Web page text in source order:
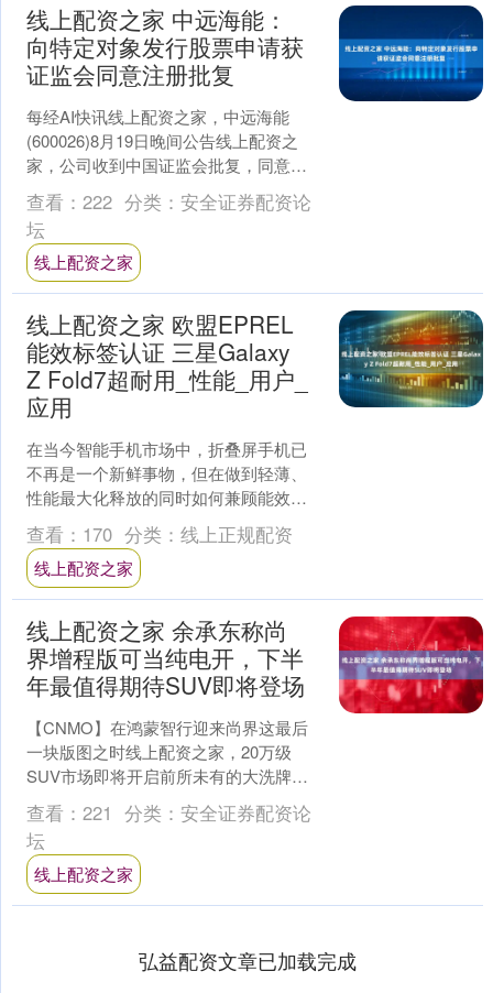
线上配资之家 中远海能：
向特定对象发行股票申请获
证监会同意注册批复
每经AI快讯线上配资之家，中远海能
(600026)8月19日晚间公告线上配资之
家，公司收到中国证监会批复，同意公
司向特定对象发行股票的注册申请。 海
量资讯、精准....
查看： 222 分类： 安全证券配资论
坛
线上配资之家
线上配资之家 欧盟EPREL
能效标签认证 三星Galaxy
Z Fold7超耐用_性能_用户_
应用
在当今智能手机市场中，折叠屏手机已
不再是一个新鲜事物，但在做到轻薄、
性能最大化释放的同时如何兼顾能效表
现，却是一大难题。不久前发布的三星
Galaxy Z Fol....
查看： 170 分类： 线上正规配资
线上配资之家
线上配资之家 余承东称尚
界增程版可当纯电开，下半
年最值得期待SUV即将登场
【CNMO】在鸿蒙智行迎来尚界这最后
一块版图之时线上配资之家，20万级
SUV市场即将开启前所未有的大洗牌序
幕。在工信部新一轮车辆公示信息过
后，尚界首款SUV车型....
查看： 221 分类： 安全证券配资论
坛
线上配资之家
弘益配资文章已加载完成